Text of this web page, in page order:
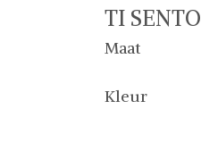
TI SENTO
Maat
Kleur